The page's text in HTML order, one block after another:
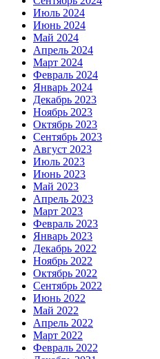
Июль 2024
Июнь 2024
Май 2024
Апрель 2024
Март 2024
Февраль 2024
Январь 2024
Декабрь 2023
Ноябрь 2023
Октябрь 2023
Сентябрь 2023
Август 2023
Июль 2023
Июнь 2023
Май 2023
Апрель 2023
Март 2023
Февраль 2023
Январь 2023
Декабрь 2022
Ноябрь 2022
Октябрь 2022
Сентябрь 2022
Июнь 2022
Май 2022
Апрель 2022
Март 2022
Февраль 2022